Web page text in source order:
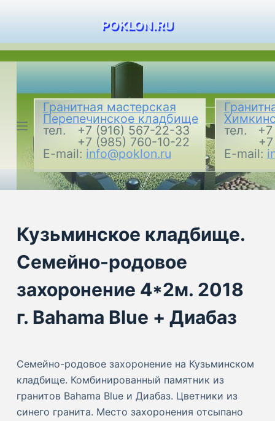
р
е
т
к
и
POKLON.RU
тел.
E-mail:
Гранитная мастерская
Перепечинское кладбище
тел. +7 (916) 567-22-33
+7 (985) 760-10-22
E-mail: info@poklon.ru
Кузьминское кладбище.
Семейно-родовое
захоронение 4*2м. 2018
г. Bahama Blue + Диабаз
Семейно-родовое захоронение на Кузьминском
кладбище. Комбинированный памятник из
гранитов Bahama Blue и Диабаз. Цветники из
синего гранита. Место захоронения отсыпано